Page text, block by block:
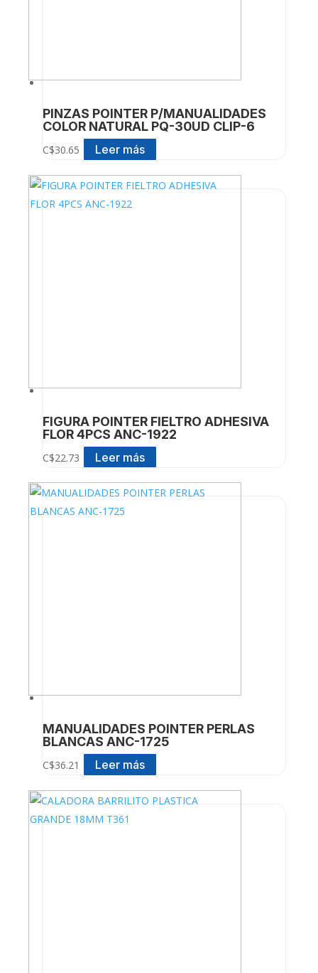
PINZAS POINTER P/MANUALIDADES
COLOR NATURAL PQ-30UD CLIP-6
C$30.65 Leer más
FIGURA POINTER FIELTRO ADHESIVA
FLOR 4PCS ANC-1922
C$22.73 Leer más
MANUALIDADES POINTER PERLAS
BLANCAS ANC-1725
C$36.21 Leer más